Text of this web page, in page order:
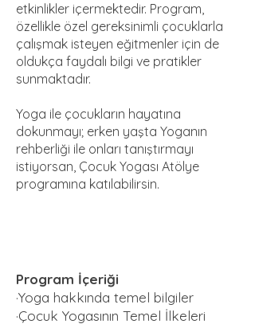
etkinlikler içermektedir. Program,
özellikle özel gereksinimli çocuklarla
çalışmak isteyen eğitmenler için de
oldukça faydalı bilgi ve pratikler
sunmaktadır.
Yoga ile çocukların hayatına
dokunmayı; erken yaşta Yoganın
rehberliği ile onları tanıştırmayı
istiyorsan, Çocuk Yogası Atölye
programına katılabilirsin.
Program İçeriği
·Yoga hakkında temel bilgiler
·Çocuk Yogasının Temel İlkeleri